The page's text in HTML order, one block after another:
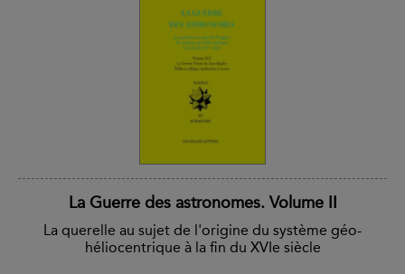
La Guerre des astronomes. Volume II
La querelle au sujet de l'origine du système géo-
héliocentrique à la fin du XVIe siècle